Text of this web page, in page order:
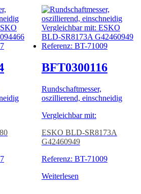
BFT0300116
Rundschaftmesser,
oszillierend, einschneidig
Vergleichbar mit:
ESKO BLD-SR8173A
G42460949
Referenz: BT-71009
Weiterlesen